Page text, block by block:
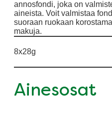
annosfondi, joka on
aineista. Voit valmistaa
suoraan ruokaan
makuja.
8x28g
Ainesosat